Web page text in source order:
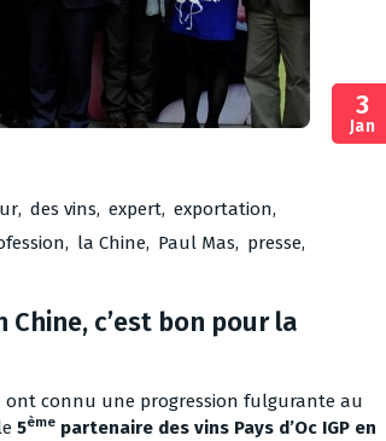
, des vins, expert, exportation,
, la Chine, Paul Mas, presse,
3
Jan
Chine, c’est bon pour la
ont connu une progression fulgurante au
5ème partenaire des vins Pays d’Oc IGP en